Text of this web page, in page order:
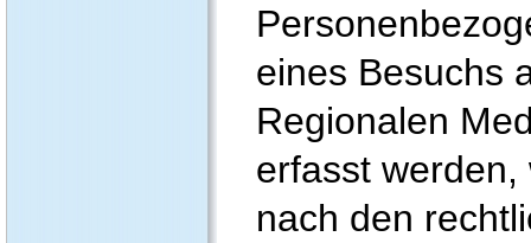
eines Besuchs
Regionalen
erfasst
nach den